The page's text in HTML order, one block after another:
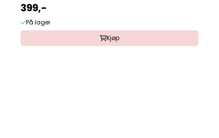
399,-
På lager
Kjøp